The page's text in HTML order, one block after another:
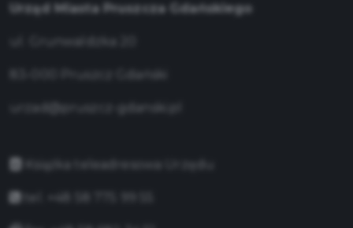
Urząd Miasta Pruszcza Gdańskiego
urzad@pruszcz-gdanski.pl
Książka teleadresowa Urzędu